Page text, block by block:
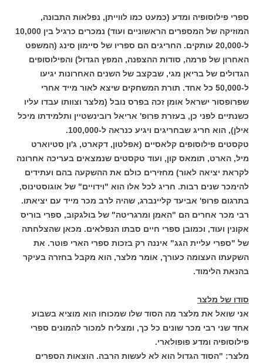
ספרי פילוסופיה ומדע (כמעט כמו לווייתן, נפלאות התבונה,
המוזיקה של המספרים הראשוניים ועוד) נמכרים כרגיל בין 10,000
ל-20,000 עותקים. החריגים הם ספריו של סיימון סינג (המשפט
האחרון של פרמה, סודות ההצפנה, המפץ הגדול) והפילוסופים
הגדולים של בריאן מגי, שבקצב של השנים האחרונות יגיעו
ל-50,000 כל אחד. תורת המשחקים שיצא לאור מייד אחרי
שפרופסור ישראל אומן זכה בפרס נובל (מלצר וצוותו עבדו עליו
כשנתיים לפני כן, בעזרת פרופ' אריאל רובינשטיין ותלמידתו מיכל
אילן), הוא חריג שבחריגים ויגיע כנראה ל-100,000.
טקסטים פילוסופים קלאסיים (אפלטון, דקארט, ג'ון סטיוארט
מיל, הארט, תומאס קון, ועוד טקסטים שנמצאים בעריכה אחרונה
לקראת יציאה לאור) מחזירים כולם את ההשקעה בהם ועתידים
להימכר שנים רבות. חריג לכל אלו הוא "וידויים" של אוגוסטינוס,
בתרגום פרופ' אביעד קליינברג, שהיה לרב מכר מייד עם יציאתו.
רבי מכר אחרים הם "האמן ומרגריטה" של בולגקוב, ספרי בוריס
אקונין ועוד, וכמובן ספרי חיים סבתו הנפלאים. מכאן שהצלחתה
של "ספרי עליית הגג" איננה רק בזכות ספרי הארי פוטר. את
השקעתו העצומה כעורך, אומר מלצר, הוא מקבל בחזרה בעיקר
בהנאת הלימוד.
סודו של מלצר
אני שואל את מלצר מה הסוד שלו שמכוחו הוא מוציא בשבוע
אחד שני רבי מכר שונים כל כך, ומצליח למכור להמונים ספרי
פילוסופיה ומדע פופולארי.
מלצר: "הסוד הגדול הוא לא לעשות הרבה. הוצאות הספרים